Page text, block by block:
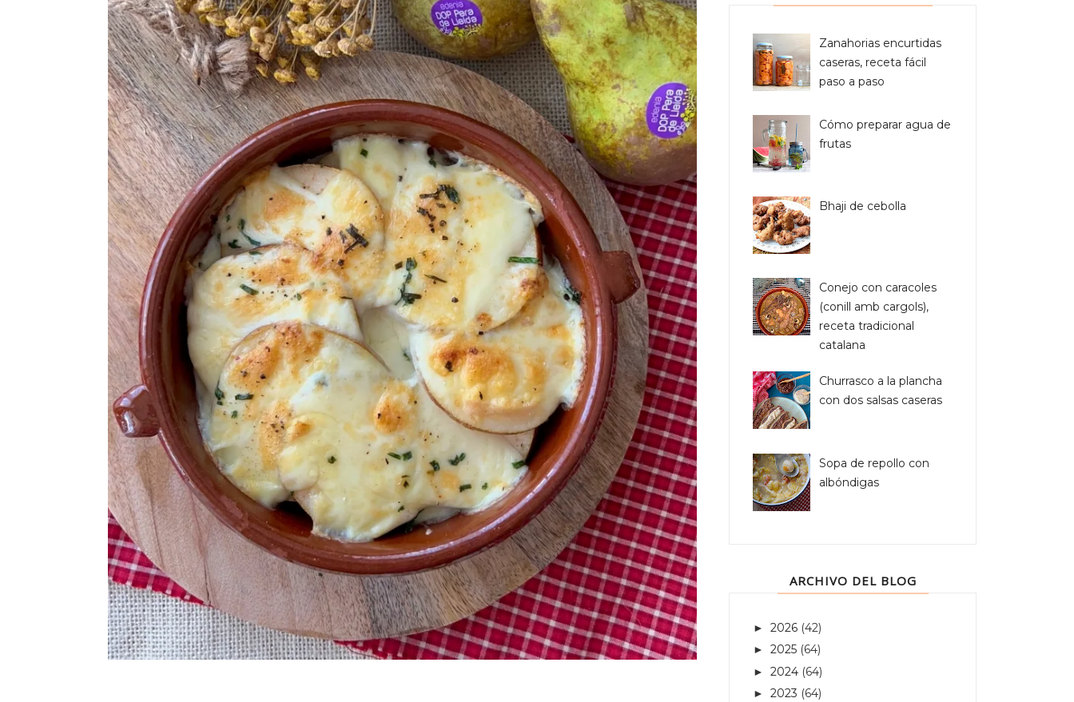
Zanahorias encurtidas
caseras, receta fácil
paso a paso
Cómo preparar agua de
frutas
Bhaji de cebolla
Conejo con caracoles
(conill amb cargols),
receta tradicional
catalana
Churrasco a la plancha
con dos salsas caseras
Sopa de repollo con
albóndigas
ARCHIVO DEL BLOG
► 2026 (42)
► 2025 (64)
► 2024 (64)
► 2023 (64)